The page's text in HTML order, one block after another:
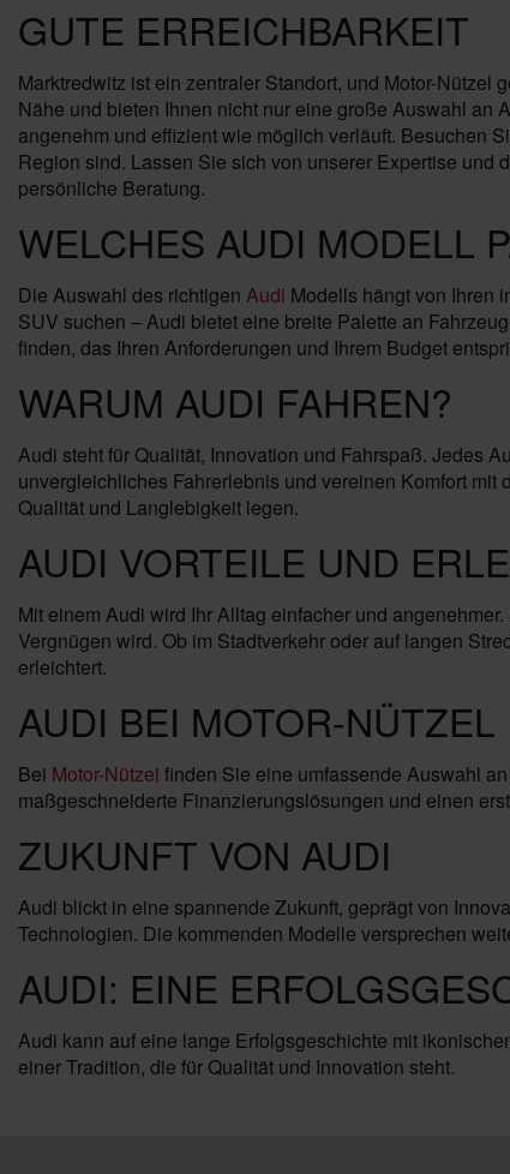
GUTE ERREICHBARKEIT
Marktredwitz ist ein zentraler Standort, und Motor-
Nähe und bieten Ihnen nicht nur eine große Auswahl an
angenehm und effizient wie möglich verläuft. Besuchen
Region sind. Lassen Sie sich von unserer Expertise und
persönliche Beratung.
WELCHES AUDI MODELL
Die Auswahl des richtigen Audi Modells hängt von Ihren
SUV suchen – Audi bietet eine breite Palette an
finden, das Ihren Anforderungen und Ihrem Budget
WARUM AUDI FAHREN?
Audi steht für Qualität, Innovation und Fahrspaß. Jedes
unvergleichliches Fahrerlebnis und vereinen Komfort
Qualität und Langlebigkeit legen.
AUDI VORTEILE UND
Mit einem Audi wird Ihr Alltag einfacher und
Vergnügen wird. Ob im Stadtverkehr oder auf langen
erleichtert.
AUDI BEI MOTOR-NÜTZEL
Bei Motor-Nützel finden Sie eine umfassende Auswahl
maßgeschneiderte Finanzierungslösungen und einen
ZUKUNFT VON AUDI
Audi blickt in eine spannende Zukunft, geprägt von
Technologien. Die kommenden Modelle versprechen
AUDI: EINE
Audi kann auf eine lange Erfolgsgeschichte mit
einer Tradition, die für Qualität und Innovation steht.